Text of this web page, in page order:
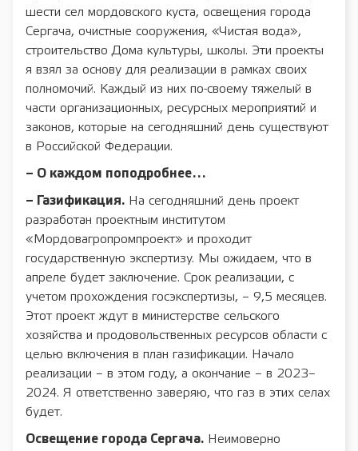
шести сел мордовского куста, освещения города
Сергача, очистные сооружения, «Чистая вода»,
строительство Дома культуры, школы. Эти проекты
я взял за основу для реализации в рамках своих
полномочий. Каждый из них по-своему тяжелый в
части организационных, ресурсных мероприятий и
законов, которые на сегодняшний день существуют
в Российской Федерации.
– О каждом поподробнее…
– Газификация. На сегодняшний день проект
разработан проектным институтом
«Мордовагропромпроект» и проходит
государственную экспертизу. Мы ожидаем, что в
апреле будет заключение. Срок реализации, с
учетом прохождения госэкспертизы, – 9,5 месяцев.
Этот проект ждут в министерстве сельского
хозяйства и продовольственных ресурсов области с
целью включения в план газификации. Начало
реализации – в этом году, а окончание – в 2023–
2024. Я ответственно заверяю, что газ в этих селах
будет.
Освещение города Сергача. Неимоверно